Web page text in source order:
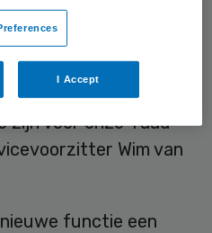
raad van toezicht
breed netwerk in
aangetrokken.
brede ervaring zal van
zijn voor onze raad
Wim van
functie een
I Accept